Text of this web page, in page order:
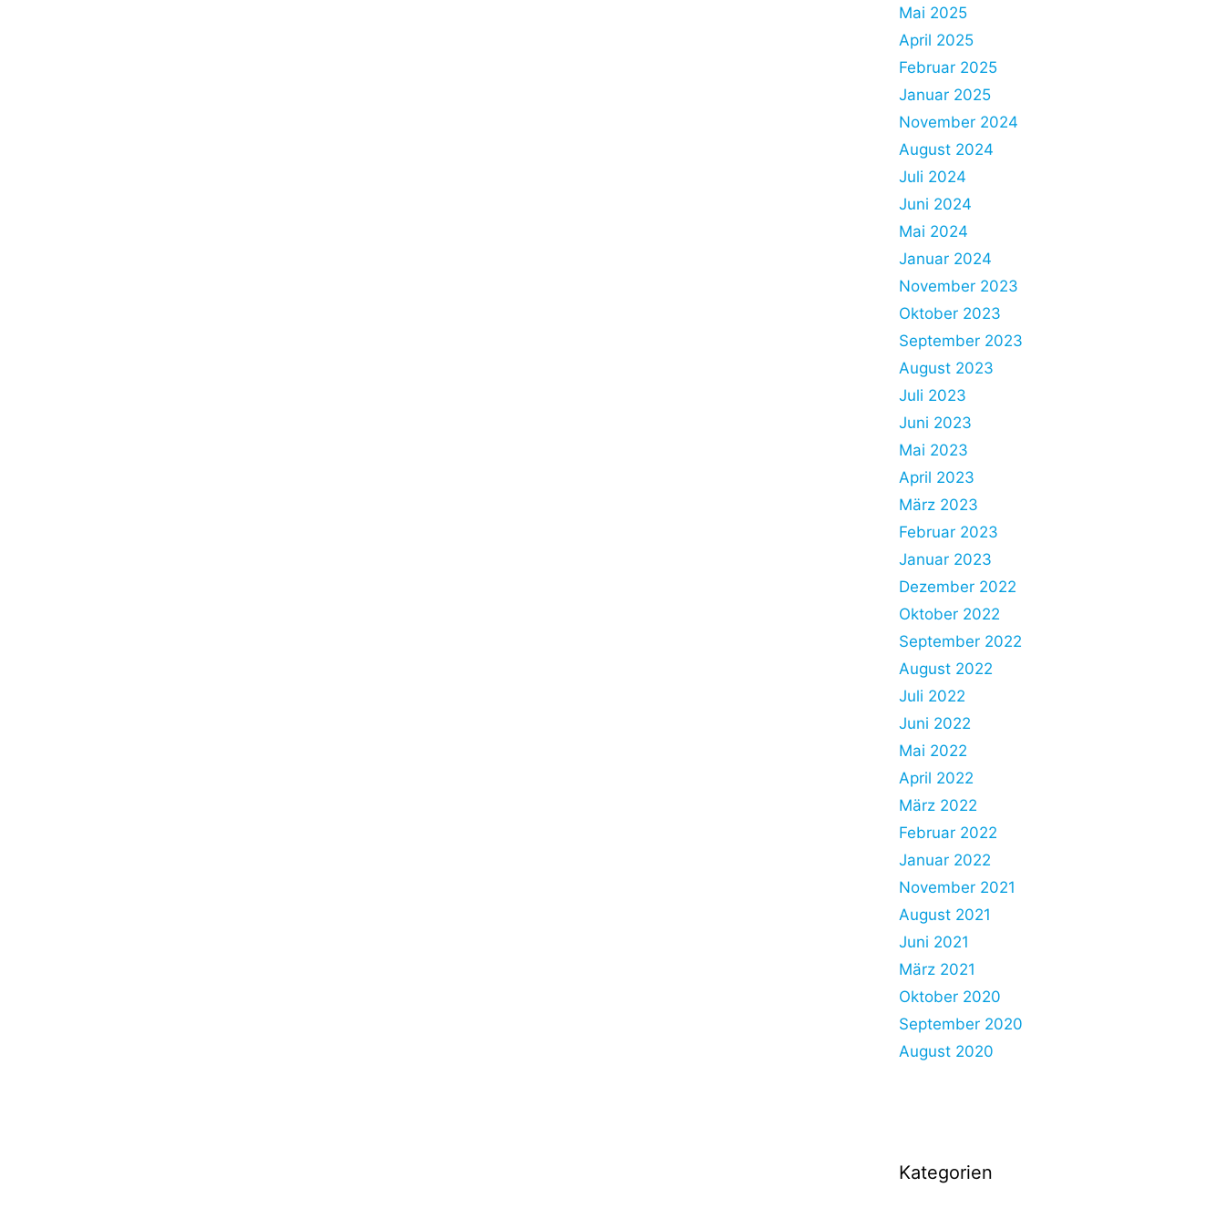
Mai 2025
April 2025
Februar 2025
Januar 2025
November 2024
August 2024
Juli 2024
Juni 2024
Mai 2024
Januar 2024
November 2023
Oktober 2023
September 2023
August 2023
Juli 2023
Juni 2023
Mai 2023
April 2023
März 2023
Februar 2023
Januar 2023
Dezember 2022
Oktober 2022
September 2022
August 2022
Juli 2022
Juni 2022
Mai 2022
April 2022
März 2022
Februar 2022
Januar 2022
November 2021
August 2021
Juni 2021
März 2021
Oktober 2020
September 2020
August 2020
Kategorien